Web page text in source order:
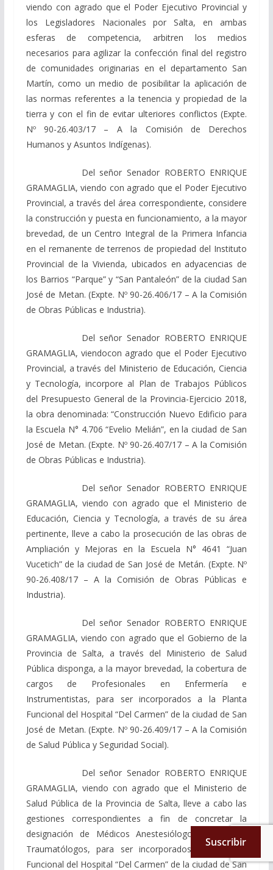
viendo con agrado que el Poder Ejecutivo Provincial y
los Legisladores Nacionales por Salta, en ambas
esferas de competencia, arbitren los medios
necesarios para agilizar la confección final del registro
de comunidades originarias en el departamento San
Martín, como un medio de posibilitar la aplicación de
las normas referentes a la tenencia y propiedad de la
tierra y con el fin de evitar ulteriores conflictos (Expte.
Nº 90-26.403/17 – A la Comisión de Derechos
Humanos y Asuntos Indígenas).
Del señor Senador ROBERTO ENRIQUE
GRAMAGLIA, viendo con agrado que el Poder Ejecutivo
Provincial, a través del área correspondiente, considere
la construcción y puesta en funcionamiento, a la mayor
brevedad, de un Centro Integral de la Primera Infancia
en el remanente de terrenos de propiedad del Instituto
Provincial de la Vivienda, ubicados en adyacencias de
los Barrios “Parque” y “San Pantaleón” de la ciudad San
José de Metan. (Expte. Nº 90-26.406/17 – A la Comisión
de Obras Públicas e Industria).
Del señor Senador ROBERTO ENRIQUE
GRAMAGLIA, viendocon agrado que el Poder Ejecutivo
Provincial, a través del Ministerio de Educación, Ciencia
y Tecnología, incorpore al Plan de Trabajos Públicos
del Presupuesto General de la Provincia-Ejercicio 2018,
la obra denominada: “Construcción Nuevo Edificio para
la Escuela N° 4.706 “Evelio Melián”, en la ciudad de San
José de Metan. (Expte. Nº 90-26.407/17 – A la Comisión
de Obras Públicas e Industria).
Del señor Senador ROBERTO ENRIQUE
GRAMAGLIA, viendo con agrado que el Ministerio de
Educación, Ciencia y Tecnología, a través de su área
pertinente, lleve a cabo la prosecución de las obras de
Ampliación y Mejoras en la Escuela N° 4641 “Juan
Vucetich” de la ciudad de San José de Metán. (Expte. Nº
90-26.408/17 – A la Comisión de Obras Públicas e
Industria).
Del señor Senador ROBERTO ENRIQUE
GRAMAGLIA, viendo con agrado que el Gobierno de la
Provincia de Salta, a través del Ministerio de Salud
Pública disponga, a la mayor brevedad, la cobertura de
cargos de Profesionales en Enfermería e
Instrumentistas, para ser incorporados a la Planta
Funcional del Hospital “Del Carmen” de la ciudad de San
José de Metan. (Expte. Nº 90-26.409/17 – A la Comisión
de Salud Pública y Seguridad Social).
Del señor Senador ROBERTO ENRIQUE
GRAMAGLIA, viendo con agrado que el Ministerio de
Salud Pública de la Provincia de Salta, lleve a cabo las
gestiones correspondientes a fin de concretar la
designación de Médicos Anestesiólogos, Clínicos y
Traumatólogos, para ser incorporados a la Planta
Funcional del Hospital “Del Carmen” de la ciudad de San
Suscribir